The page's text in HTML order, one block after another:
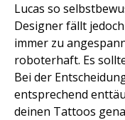
Lucas so
Designer fällt
immer zu
roboterhaft. Es
Bei der
entsprechend
deinen Tattoos